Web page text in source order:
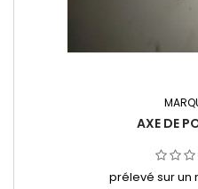
AXE DE
prélevé sur un